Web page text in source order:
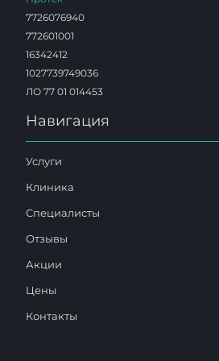
7726076940
772601001
16342412
1027739749036
ЛО 77 01 014453
Навигация
Услуги
Клиника
Специалисты
Отзывы
Акции
Цены
Контакты